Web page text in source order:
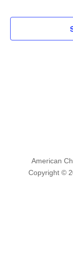
American
Copyright ©